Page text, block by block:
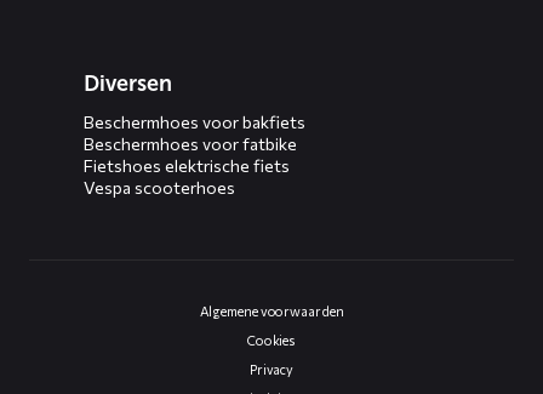
Diversen
Beschermhoes voor bakfiets
Beschermhoes voor fatbike
Fietshoes elektrische fiets
Vespa scooterhoes
Algemene voorwaarden
Cookies
Privacy